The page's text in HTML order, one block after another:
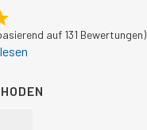
auf 131 Bewertungen)